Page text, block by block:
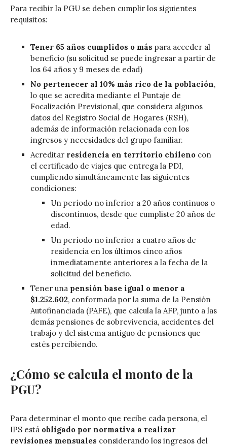
Para recibir la PGU se deben cumplir los siguientes
requisitos:
Tener 65 años cumplidos o más para acceder al
beneficio (su solicitud se puede ingresar a partir de
los 64 años y 9 meses de edad)
No pertenecer al 10% más rico de la población,
lo que se acredita mediante el Puntaje de
Focalización Previsional, que considera algunos
datos del Registro Social de Hogares (RSH),
además de información relacionada con los
ingresos y necesidades del grupo familiar.
Acreditar residencia en territorio chileno con
el certificado de viajes que entrega la PDI,
cumpliendo simultáneamente las siguientes
condiciones:
Un período no inferior a 20 años continuos o
discontinuos, desde que cumpliste 20 años de
edad.
Un período no inferior a cuatro años de
residencia en los últimos cinco años
inmediatamente anteriores a la fecha de la
solicitud del beneficio.
Tener una pensión base igual o menor a
$1.252.602, conformada por la suma de la Pensión
Autofinanciada (PAFE), que calcula la AFP, junto a las
demás pensiones de sobrevivencia, accidentes del
trabajo y del sistema antiguo de pensiones que
estés percibiendo.
¿Cómo se calcula el monto de la
PGU?
Para determinar el monto que recibe cada persona, el
IPS está obligado por normativa a realizar
revisiones mensuales considerando los ingresos del